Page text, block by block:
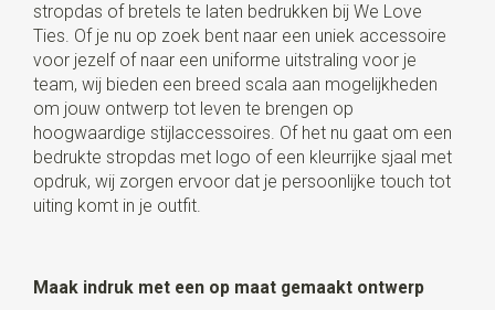
stropdas of bretels te laten bedrukken bij We Love
Ties. Of je nu op zoek bent naar een uniek accessoire
voor jezelf of naar een uniforme uitstraling voor je
team, wij bieden een breed scala aan mogelijkheden
om jouw ontwerp tot leven te brengen op
hoogwaardige stijlaccessoires. Of het nu gaat om een
bedrukte stropdas met logo of een kleurrijke sjaal met
opdruk, wij zorgen ervoor dat je persoonlijke touch tot
uiting komt in je outfit.
Maak indruk met een op maat gemaakt ontwerp